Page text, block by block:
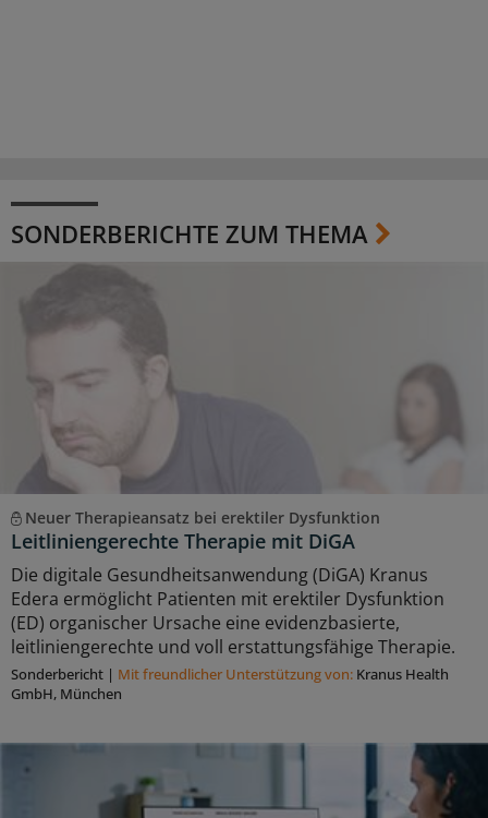
SONDERBERICHTE ZUM THEMA
Neuer Therapieansatz bei erektiler Dysfunktion
Leitliniengerechte Therapie mit DiGA
Die digitale Gesundheitsanwendung (DiGA) Kranus
Edera ermöglicht Patienten mit erektiler Dysfunktion
(ED) organischer Ursache eine evidenzbasierte,
leitliniengerechte und voll erstattungsfähige Therapie.
Sonderbericht | Mit freundlicher Unterstützung von: Kranus Health
GmbH, München